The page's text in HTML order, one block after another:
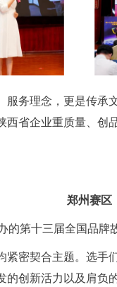
务理念，更是传承
省企业重质量、创
郑州赛区
第十三届全国品牌
密契合主题。选手
创新活力以及肩负